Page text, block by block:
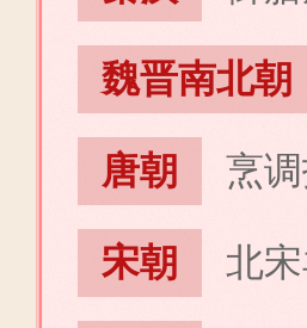
魏晋南北朝
唐朝 烹
宋朝 北